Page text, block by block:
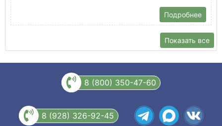
Подробнее
Показать все
8 (800) 350-47-60
8 (928) 326-92-45